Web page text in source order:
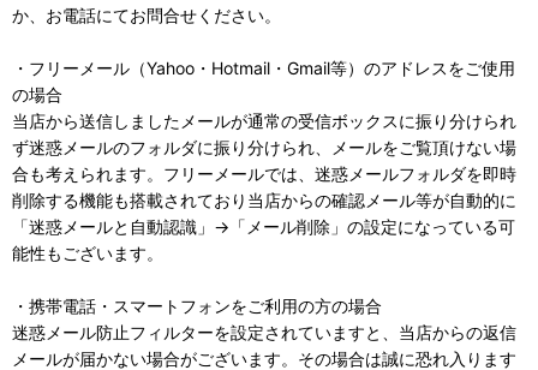
か、お電話にてお問合せください。
・フリーメール（Yahoo・Hotmail・Gmail等）のアドレスをご使用
の場合
当店から送信しましたメールが通常の受信ボックスに振り分けられ
ず迷惑メールのフォルダに振り分けられ、メールをご覧頂けない場
合も考えられます。フリーメールでは、迷惑メールフォルダを即時
削除する機能も搭載されており当店からの確認メール等が自動的に
「迷惑メールと自動認識」→「メール削除」の設定になっている可
能性もございます。
・携帯電話・スマートフォンをご利用の方の場合
迷惑メール防止フィルターを設定されていますと、当店からの返信
メールが届かない場合がございます。その場合は誠に恐れ入ります